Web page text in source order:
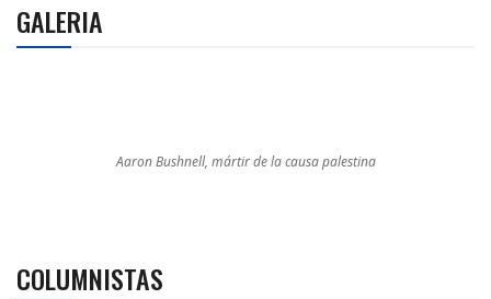
GALERIA
Aaron Bushnell, mártir de la causa palestina
COLUMNISTAS